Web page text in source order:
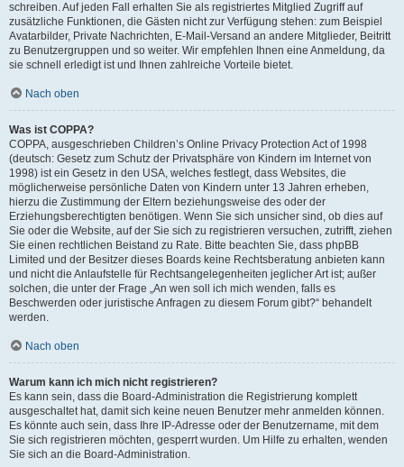
schreiben. Auf jeden Fall erhalten Sie als registriertes Mitglied Zugriff auf
zusätzliche Funktionen, die Gästen nicht zur Verfügung stehen: zum Beispiel
Avatarbilder, Private Nachrichten, E-Mail-Versand an andere Mitglieder, Beitritt
zu Benutzergruppen und so weiter. Wir empfehlen Ihnen eine Anmeldung, da
sie schnell erledigt ist und Ihnen zahlreiche Vorteile bietet.
Nach oben
Was ist COPPA?
COPPA, ausgeschrieben Children’s Online Privacy Protection Act of 1998
(deutsch: Gesetz zum Schutz der Privatsphäre von Kindern im Internet von
1998) ist ein Gesetz in den USA, welches festlegt, dass Websites, die
möglicherweise persönliche Daten von Kindern unter 13 Jahren erheben,
hierzu die Zustimmung der Eltern beziehungsweise des oder der
Erziehungsberechtigten benötigen. Wenn Sie sich unsicher sind, ob dies auf
Sie oder die Website, auf der Sie sich zu registrieren versuchen, zutrifft, ziehen
Sie einen rechtlichen Beistand zu Rate. Bitte beachten Sie, dass phpBB
Limited und der Besitzer dieses Boards keine Rechtsberatung anbieten kann
und nicht die Anlaufstelle für Rechtsangelegenheiten jeglicher Art ist; außer
solchen, die unter der Frage „An wen soll ich mich wenden, falls es
Beschwerden oder juristische Anfragen zu diesem Forum gibt?“ behandelt
werden.
Nach oben
Warum kann ich mich nicht registrieren?
Es kann sein, dass die Board-Administration die Registrierung komplett
ausgeschaltet hat, damit sich keine neuen Benutzer mehr anmelden können.
Es könnte auch sein, dass Ihre IP-Adresse oder der Benutzername, mit dem
Sie sich registrieren möchten, gesperrt wurden. Um Hilfe zu erhalten, wenden
Sie sich an die Board-Administration.